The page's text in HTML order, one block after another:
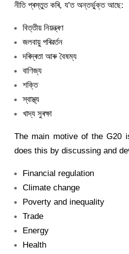
নীতি প্ৰস্তুত কৰি, য’ত অন্তৰ্ভুক্ত আছে:
বিত্তীয় নিয়ন্ত্ৰণ
জলবায়ু পৰিৱৰ্তন
দৰিদ্ৰতা আৰু বৈষম্য
বাণিজ্য
শক্তি
স্বাস্থ্য
খাদ্য সুৰক্ষা
The main motive of the G20
does this by discussing and
Financial regulation
Climate change
Poverty and inequality
Trade
Energy
Health